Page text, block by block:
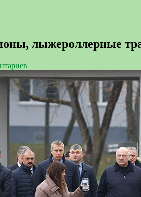
лыжероллерные